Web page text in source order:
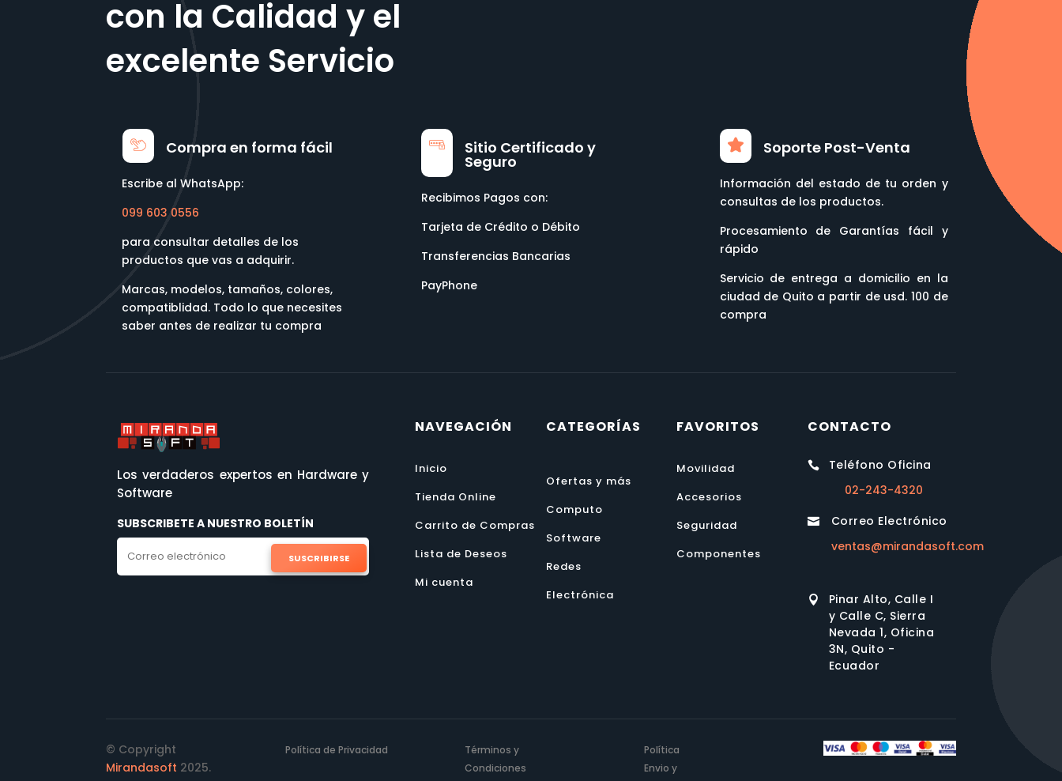
con la Calidad y el
excelente Servicio
Compra en forma fácil
Escribe al WhatsApp:
099 603 0556
para consultar detalles de los
productos que vas a adquirir.
Marcas, modelos, tamaños, colores,
compatiblidad. Todo lo que necesites
saber antes de realizar tu compra
Sitio Certificado y
Seguro
Recibimos Pagos con:
Tarjeta de Crédito o Débito
Transferencias Bancarias
PayPhone
Soporte Post-Venta
Información del estado de tu orden y
consultas de los productos.
Procesamiento de Garantías fácil y
rápido
Servicio de entrega a domicilio en la
ciudad de Quito a partir de usd. 100 de
compra
Los verdaderos expertos en Hardware y
Software
SUBSCRIBETE A NUESTRO BOLETÍN
SUSCRIBIRSE
NAVEGACIÓN
Inicio
Tienda Online
Carrito de Compras
Lista de Deseos
Mi cuenta
CATEGORÍAS
Ofertas y más
Computo
Software
Redes
Electrónica
FAVORITOS
Movilidad
Accesorios
Seguridad
Componentes
CONTACTO

Teléfono Oficina
02-243-4320

Correo Electrónico
ventas@mirandasoft.com

Pinar Alto, Calle I
y Calle C, Sierra
Nevada 1, Oficina
3N, Quito -
Ecuador
© Copyright
Mirandasoft 2025.
Política de Privacidad
Términos y
Condiciones
Política
Envio y